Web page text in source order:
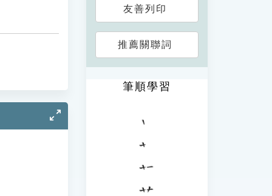
友善列印
推薦關聯詞
筆順學習